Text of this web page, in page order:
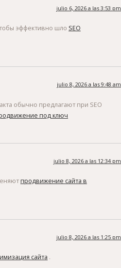
julio 6, 2026 a las 3:53 pm
эффективно шло SEO
julio 8, 2026 a las 9:48 am
обычно предлагают при SEO
под ключ
julio 8, 2026 a las 12:34 pm
продвижение сайта в
julio 8, 2026 a las 1:25 pm
сайта .